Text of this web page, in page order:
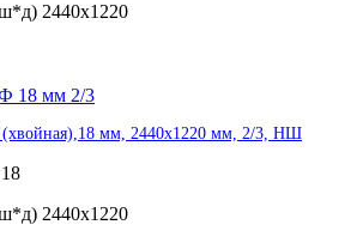
2440x1220
мм, 2440x1220 мм, 2/3, НШ
2440x1220